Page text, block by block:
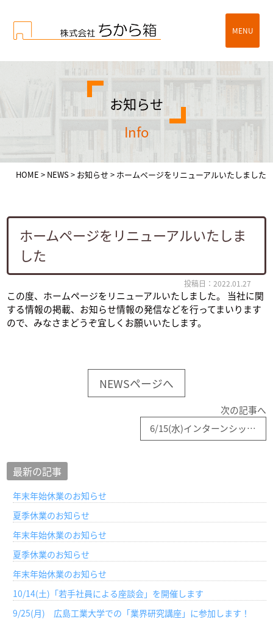
MENU
お知らせ
info
HOME > NEWS > お知らせ > ホームページをリニューアルいたしました
ホームページをリニューアルいたしま
した
投稿日：2022.01.27
この度、ホームページをリニューアルいたしました。 当社に関
する情報の掲載、お知らせ情報の発信などを行ってまいります
ので、みなさまどうぞ宜しくお願いいたします。
NEWSページへ
次の記事へ
6/15(水)インターンシップ合同説明会を開催します
最新の記事
年末年始休業のお知らせ
夏季休業のお知らせ
年末年始休業のお知らせ
夏季休業のお知らせ
年末年始休業のお知らせ
10/14(土)「若手社員による座談会」を開催します
9/25(月) 広島工業大学での「業界研究講座」に参加します！